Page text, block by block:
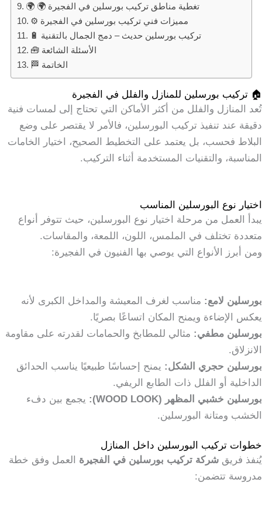
🌍 🌍 تغطية مناطق تركيب بورسلين في الفجيرة
⚙️ مميزات فني تركيب بورسلين في الفجيرة
🔋 تركيب بورسلين حديث – دمج الجمال بالتقنية
🧰 الأسئلة الشائعة
🏁 الخاتمة
🏠 تركيب بورسلين للمنازل والفلل في الفجيرة
تُعد المنازل والفلل من أكثر الأماكن التي تحتاج إلى لمسات فنية
دقيقة عند تنفيذ تركيب البورسلين، فالأمر لا يقتصر على وضع
البلاط فحسب، بل يعتمد على التخطيط الصحيح، اختيار الخامات
المناسبة، والتقنيات المستخدمة أثناء التركيب.
اختيار نوع البورسلين المناسب
يبدأ العمل من مرحلة اختيار نوع البورسلين، حيث تتوفر أنواع
متعددة تختلف في الملمس، اللون، اللمعة، والمقاسات.
ومن أبرز الأنواع التي يوصي بها الفنيون في الفجيرة:
بورسلين لامع: مناسب لغرف المعيشة والمداخل الكبرى لأنه
يعكس الإضاءة ويمنح المكان اتساعًا بصريًا.
بورسلين مطفي: مثالي للمطابخ والحمامات لقدرته على مقاومة
الانزلاق.
بورسلين حجري الشكل: يمنح إحساسًا طبيعيًا يناسب الحدائق
الداخلية أو الفلل ذات الطابع الريفي.
بورسلين خشبي المظهر (WOOD LOOK):
يجمع بين دفء
الخشب ومتانة البورسلين.
خطوات تركيب البورسلين داخل المنازل
يُنفذ فريق شركة تركيب بورسلين في الفجيرة العمل وفق خطة
مدروسة تتضمن: